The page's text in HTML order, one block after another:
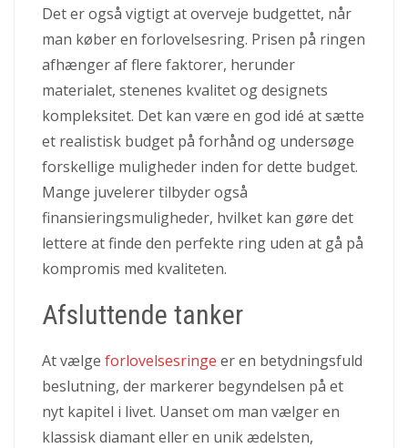
Det er også vigtigt at overveje budgettet, når
man køber en forlovelsesring. Prisen på ringen
afhænger af flere faktorer, herunder
materialet, stenenes kvalitet og designets
kompleksitet. Det kan være en god idé at sætte
et realistisk budget på forhånd og undersøge
forskellige muligheder inden for dette budget.
Mange juvelerer tilbyder også
finansieringsmuligheder, hvilket kan gøre det
lettere at finde den perfekte ring uden at gå på
kompromis med kvaliteten.
Afsluttende tanker
At vælge forlovelsesringe er en betydningsfuld
beslutning, der markerer begyndelsen på et
nyt kapitel i livet. Uanset om man vælger en
klassisk diamant eller en unik ædelsten,